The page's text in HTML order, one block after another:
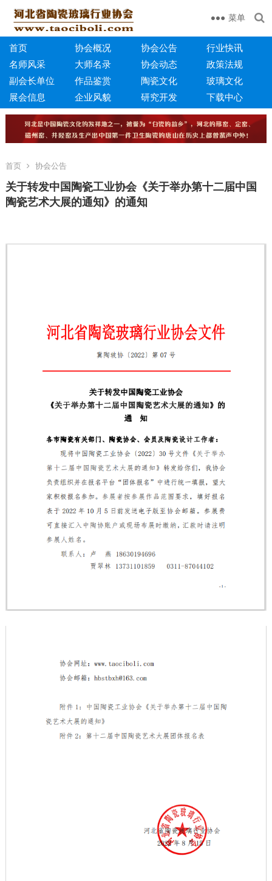
菜单
首页 协会概况 协会公告
行业快讯
名师风采
大师名录 协会动态
政策法规
副会长单位
作品鉴赏 陶瓷文化
玻璃文化
展会信息
企业风貌 研究开发 下载中心
首页 协会公告
关于转发中国陶瓷工业协会《关于举办第十二届中国
陶瓷艺术大展的通知》的通知